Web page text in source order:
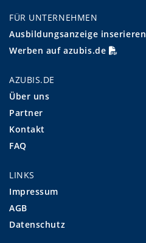
FÜR UNTERNEHMEN
Ausbildungsanzeige inserieren
Werben auf azubis.de
AZUBIS.DE
Über uns
Partner
Kontakt
FAQ
LINKS
Impressum
AGB
Datenschutz